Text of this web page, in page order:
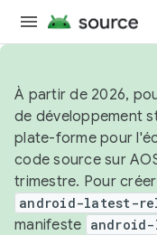
À partir de 2026,
de développement
plate-forme pour
code source sur
trimestre. Pour
android-latest-
manifeste